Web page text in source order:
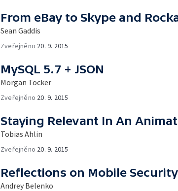
From eBay to Skype and
Sean Gaddis
Zveřejněno 20. 9. 2015
MySQL 5.7 + JSON
Morgan Tocker
Zveřejněno 20. 9. 2015
Staying Relevant In An
Tobias Ahlin
Zveřejněno 20. 9. 2015
Reflections on Mobile Security
Andrey Belenko